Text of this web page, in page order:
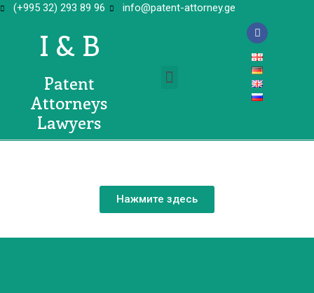
(+995 32) 293 89 96 info@patent-attorney.ge
I & B
Patent
Attorneys
Lawyers
Нажмите здесь